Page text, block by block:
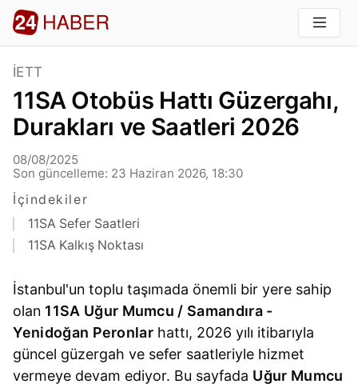
İETT
11SA Otobüs Hattı Güzergahı,
Durakları ve Saatleri 2026
08/08/2025
Son güncelleme: 23 Haziran 2026, 18:30
İçindekiler
11SA Sefer Saatleri
11SA Kalkış Noktası
İstanbul'un toplu taşımada önemli bir yere sahip
olan 11SA Uğur Mumcu / Samandıra -
Yenidoğan Peronlar hattı, 2026 yılı itibarıyla
güncel güzergah ve sefer saatleriyle hizmet
vermeye devam ediyor. Bu sayfada Uğur Mumcu